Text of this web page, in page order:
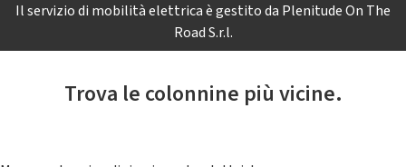
Il servizio di mobilità elettrica è gestito da Plenitude On The
Road S.r.l.
Trova le colonnine più vicine.